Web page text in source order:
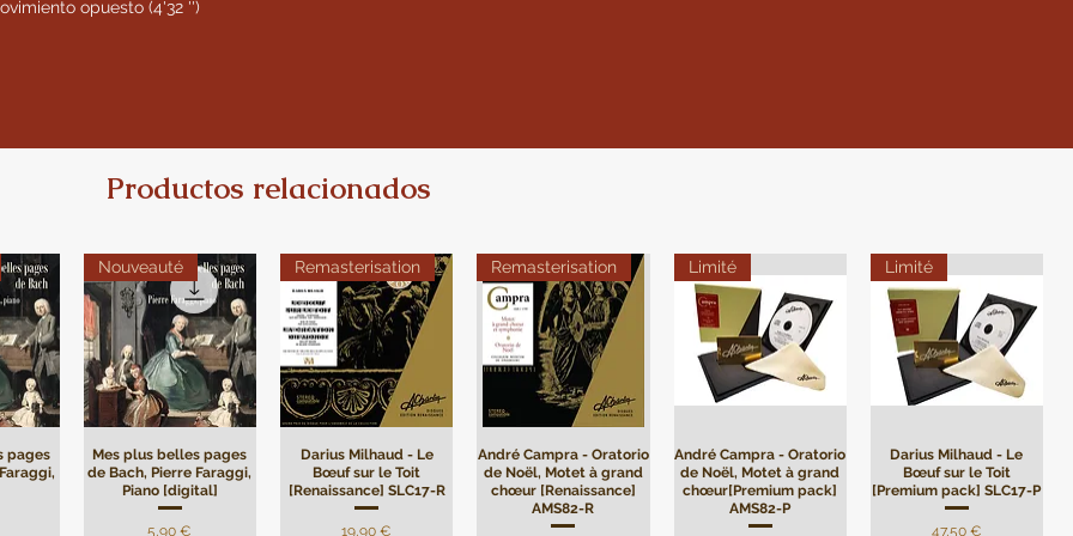
opuesto (4'32 '')
Productos relacionados
pages
Nouveauté
Mes plus belles pages
de Bach, Pierre Faraggi,
Piano [digital]
Precio
5,90 €
Remasterisation
Darius Milhaud - Le
Bœuf sur le Toit
[Renaissance] SLC17-R
Precio
19,90 €
Remasterisation
André Campra - Oratorio
de Noël, Motet à grand
chœur [Renaissance]
AMS82-R
Limité
André Campra - Oratorio
de Noël, Motet à grand
chœur[Premium pack]
AMS82-P
Limité
Darius Milhaud - Le
Bœuf sur le Toit
[Premium pack] SLC17-P
Precio
47,50 €